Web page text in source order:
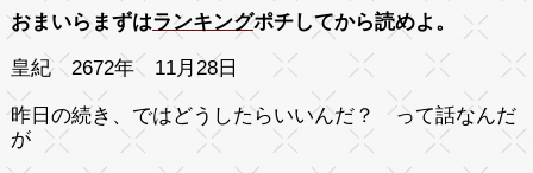
おまいらまずはランキングポチしてから読めよ。
皇紀 2672年 11月28日
昨日の続き、ではどうしたらいいんだ？ って話なんだ
が